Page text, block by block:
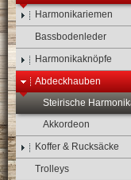
Harmonikariemen
Bassbodenleder
Harmonikaknöpfe
Abdeckhauben
Steirische
Akkordeon
Koffer & Rucksäcke
Trolleys